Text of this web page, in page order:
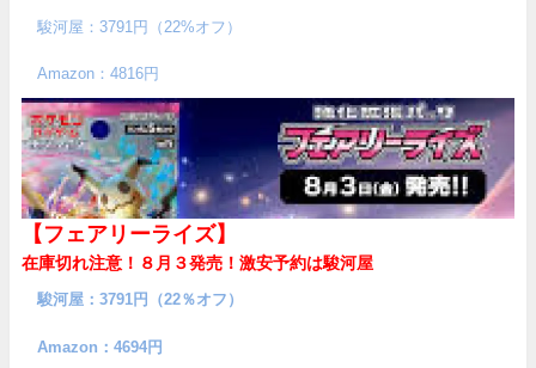
駿河屋：3791円（22%オフ）
Amazon：4816円
【フェアリーライズ】
在庫切れ注意！８月３発売！ 激安予約は駿河屋
駿河屋：3791円（22％オフ）
Amazon：4694円